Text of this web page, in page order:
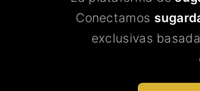
Conectamos
exclusivas